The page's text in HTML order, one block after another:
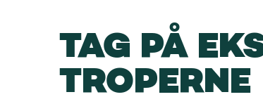
TAG PÅ
TROPERNE